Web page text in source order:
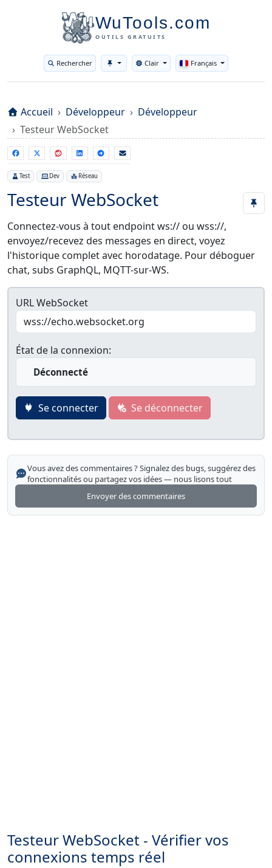
WuTools.com
OUTILS GRATUITS
Rechercher Toggle theme
Clair Français
Accueil Développeur
Développeur
Testeur WebSocket
Test Dev Réseau
Testeur WebSocket
Connectez-vous à tout endpoint ws:// ou wss://,
envoyez/recevez des messages en direct, voyez
l'historique complet avec horodatage. Pour déboguer
chat, subs GraphQL, MQTT-sur-WS.
URL WebSocket
État de la connexion:
Déconnecté
Se connecter Se déconnecter
Vous avez des commentaires ? Signalez des bugs, suggérez des
fonctionnalités ou partagez vos idées — nous lisons tout
Envoyer des commentaires
Testeur WebSocket - Vérifier vos
connexions temps réel